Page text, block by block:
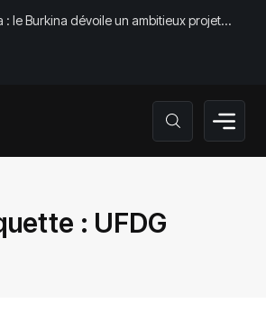
: le Burkina dévoile un ambitieux projet
: UFDG